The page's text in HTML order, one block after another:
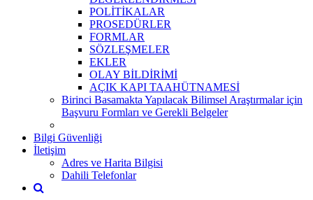
POLİTİKALAR
PROSEDÜRLER
FORMLAR
SÖZLEŞMELER
EKLER
OLAY BİLDİRİMİ
AÇIK KAPI TAAHÜTNAMESİ
Birinci Basamakta Yapılacak Bilimsel Araştırmalar için
Başvuru Formları ve Gerekli Belgeler
Bilgi Güvenliği
İletişim
Adres ve Harita Bilgisi
Dahili Telefonlar